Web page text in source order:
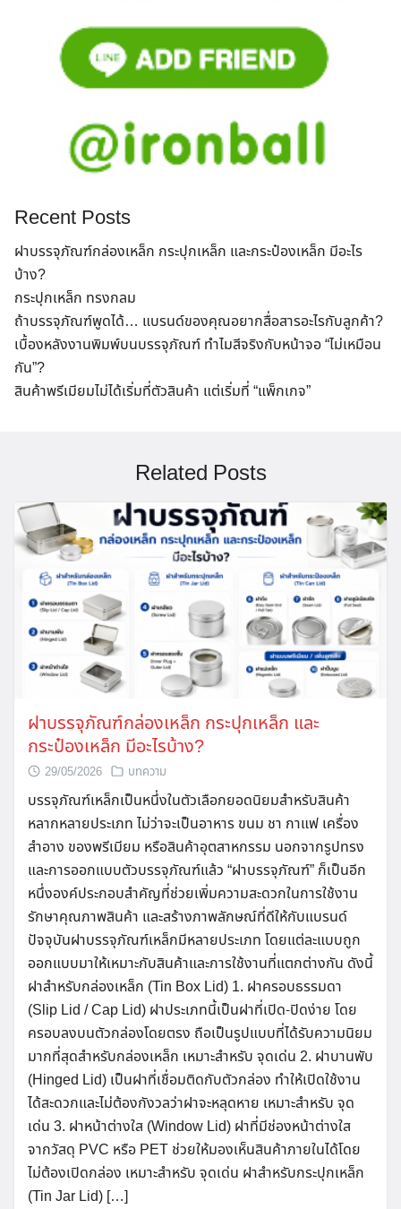
Search
Recent Posts
ฝาบรรจุภัณฑ์กล่องเหล็ก กระปุกเหล็ก และกระป๋องเหล็ก มีอะไร
บ้าง?
กระปุกเหล็ก ทรงกลม
ถ้าบรรจุภัณฑ์พูดได้… แบรนด์ของคุณอยากสื่อสารอะไรกับลูกค้า?
เบื้องหลังงานพิมพ์บนบรรจุภัณฑ์ ทำไมสีจริงกับหน้าจอ “ไม่เหมือน
กัน”?
สินค้าพรีเมียมไม่ได้เริ่มที่ตัวสินค้า แต่เริ่มที่ “แพ็กเกจ”
Related Posts
ฝาบรรจุภัณฑ์กล่องเหล็ก กระปุกเหล็ก และ
กระป๋องเหล็ก มีอะไรบ้าง?
29/05/2026 บทความ
บรรจุภัณฑ์เหล็กเป็นหนึ่งในตัวเลือกยอดนิยมสำหรับสินค้า
หลากหลายประเภท ไม่ว่าจะเป็นอาหาร ขนม ชา กาแฟ เครื่อง
สำอาง ของพรีเมียม หรือสินค้าอุตสาหกรรม นอกจากรูปทรง
และการออกแบบตัวบรรจุภัณฑ์แล้ว “ฝาบรรจุภัณฑ์” ก็เป็นอีก
หนึ่งองค์ประกอบสำคัญที่ช่วยเพิ่มความสะดวกในการใช้งาน
รักษาคุณภาพสินค้า และสร้างภาพลักษณ์ที่ดีให้กับแบรนด์
ปัจจุบันฝาบรรจุภัณฑ์เหล็กมีหลายประเภท โดยแต่ละแบบถูก
ออกแบบมาให้เหมาะกับสินค้าและการใช้งานที่แตกต่างกัน ดังนี้
ฝาสำหรับกล่องเหล็ก (Tin Box Lid) 1. ฝาครอบธรรมดา
(Slip Lid / Cap Lid) ฝาประเภทนี้เป็นฝาที่เปิด-ปิดง่าย โดย
ครอบลงบนตัวกล่องโดยตรง ถือเป็นรูปแบบที่ได้รับความนิยม
มากที่สุดสำหรับกล่องเหล็ก เหมาะสำหรับ จุดเด่น 2. ฝาบานพับ
(Hinged Lid) เป็นฝาที่เชื่อมติดกับตัวกล่อง ทำให้เปิดใช้งาน
ได้สะดวกและไม่ต้องกังวลว่าฝาจะหลุดหาย เหมาะสำหรับ จุด
เด่น 3. ฝาหน้าต่างใส (Window Lid) ฝาที่มีช่องหน้าต่างใส
จากวัสดุ PVC หรือ PET ช่วยให้มองเห็นสินค้าภายในได้โดย
ไม่ต้องเปิดกล่อง เหมาะสำหรับ จุดเด่น ฝาสำหรับกระปุกเหล็ก
(Tin Jar Lid) […]